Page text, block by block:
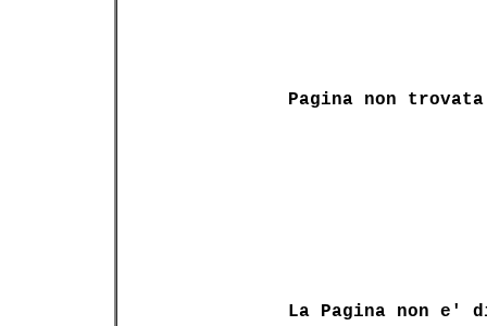
Pagina non trovata
La Pagina non e'